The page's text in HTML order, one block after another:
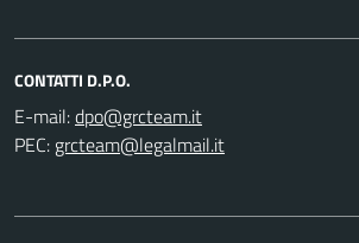
CONTATTI D.P.O.
E-mail:
PEC: